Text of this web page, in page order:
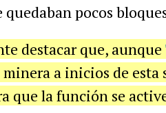
quedaban pocos
destacar que, aunque
a inicios de esta
que la función se